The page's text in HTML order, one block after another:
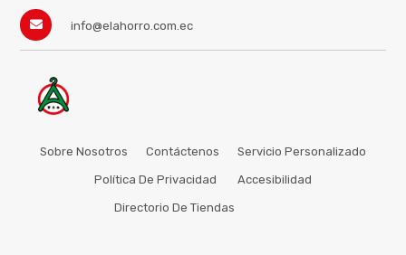
info@elahorro.com.ec
Sobre Nosotros Contáctenos Servicio Personalizado
Política De Privacidad Accesibilidad
Directorio De Tiendas